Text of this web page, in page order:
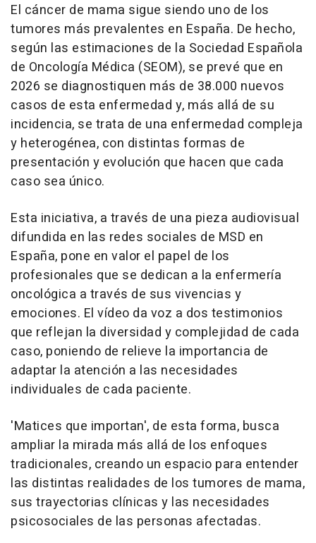
El cáncer de mama sigue siendo uno de los
tumores más prevalentes en España. De hecho,
según las estimaciones de la Sociedad Española
de Oncología Médica (SEOM), se prevé que en
2026 se diagnostiquen más de 38.000 nuevos
casos de esta enfermedad y, más allá de su
incidencia, se trata de una enfermedad compleja
y heterogénea, con distintas formas de
presentación y evolución que hacen que cada
caso sea único.
Esta iniciativa, a través de una pieza audiovisual
difundida en las redes sociales de MSD en
España, pone en valor el papel de los
profesionales que se dedican a la enfermería
oncológica a través de sus vivencias y
emociones. El vídeo da voz a dos testimonios
que reflejan la diversidad y complejidad de cada
caso, poniendo de relieve la importancia de
adaptar la atención a las necesidades
individuales de cada paciente.
'Matices que importan', de esta forma, busca
ampliar la mirada más allá de los enfoques
tradicionales, creando un espacio para entender
las distintas realidades de los tumores de mama,
sus trayectorias clínicas y las necesidades
psicosociales de las personas afectadas.